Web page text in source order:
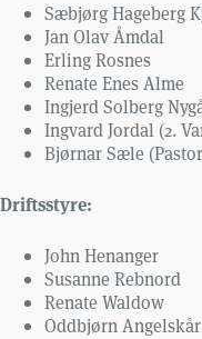
Sæbjørg Hageberg
Jan Olav Åmdal
Erling Rosnes
Renate Enes Alme
Ingjerd Solberg
Ingvard Jordal (2.
Bjørnar Sæle
Driftsstyre:
John Henanger
Susanne Rebnord
Renate Waldow
Oddbjørn Angelskår